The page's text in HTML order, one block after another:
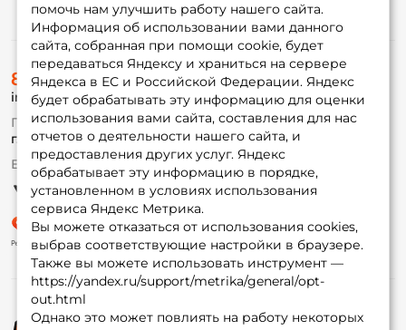
помочь нам улучшить работу нашего сайта.
Информация об использовании вами данного
сайта, собранная при помощи cookie, будет
передаваться Яндексу и храниться на сервере
Яндекса в ЕС и Российской Федерации. Яндекс
будет обрабатывать эту информацию для оценки
использования вами сайта, составления для нас
отчетов о деятельности нашего сайта, и
предоставления других услуг. Яндекс
обрабатывает эту информацию в порядке,
установленном в условиях использования
сервиса Яндекс Метрика.
Вы можете отказаться от использования cookies,
выбрав соответствующие настройки в браузере.
Также вы можете использовать инструмент —
https://yandex.ru/support/metrika/general/opt-
out.html
Однако это может повлиять на работу некоторых
Информация
О магазине
Доставка
Оплата
Fox-bonus
Гуру
Партнерская программа
8 (495) 532-77-88
info@foxfishing.ru
По вопросам с заказом
г. Москва, ул. Плеханова д.7
Ежедневно 10:00 до 20:00